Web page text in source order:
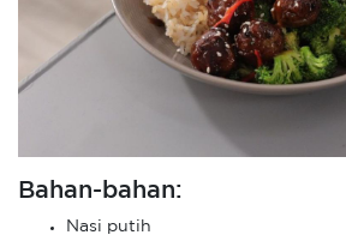
Bahan-bahan:
Nasi putih